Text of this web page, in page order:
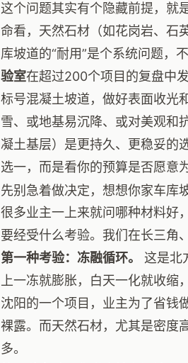
这个问题其实有个隐藏前提，就
命看，天然石材（如花岗岩、石
库坡道的“耐用”是个系统问题，
验室在超过200个项目的复盘中
标号混凝土坡道，做好表面收光
雪、或地基易沉降、或对美观和
凝土基层）是更持久、更稳妥的
选一，而是看你的预算是否愿意
先别急着做决定，想想你家车库
很多业主一上来就问哪种材料好
要经受什么考验。我们在长三角
第一种考验：冻融循环。
这是北
上一冻就膨胀，白天一化就收
沈阳的一个项目，业主为了省钱
裸露。而天然石材，尤其是密度
多。